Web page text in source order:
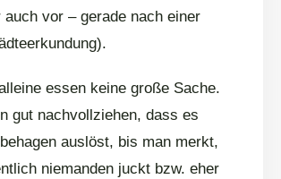
auch vor – gerade nach einer
essen keine große Sache.
gut nachvollziehen, dass es
auslöst, bis man merkt,
niemanden juckt bzw. eher